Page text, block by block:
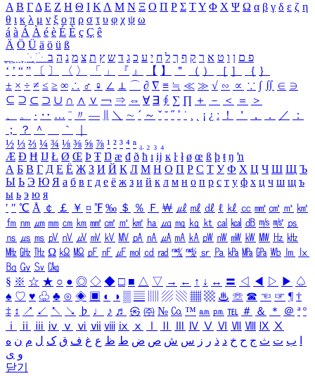
Α Β ΓΔ Ε Ζ Η Θ Ι ΚΛ Μ Ν Ξ Ο Π Ρ Σ ΤΥ Φ Χ Ψ Ω α β γ δ ε ζ η
θ ι κ λ μ ν ξ ο π ρ σ τ υ φ χ ψ ω
á à Á À é è É È ç Ç ê
Ä Ö Ü ä ö ü ß
ִֶֹ ֻּ ׁׂ פ ם ן ו ט א ר ק ף ך ל ח י ע כ ג ד ש ץ ת צ מ נ ה ב
‘ ’ “ ” 〔 〕 〈 〉 「 」 『 』 【 】 ＂ （ ） ［ ］ ｛ ｝
± × ÷ ≠ ≤ ≥ ∞ ∴ ♂ ♀ ∠ ⊥ ⌒ ∂ ∇ ≡ ≒ ≪ ≫ √ ∽ ∝ ∵ ∫ ∬ ∈ ∋
⊆ ⊇ ⊂ ⊃ ∪ ∩ ∧ ∨ ￢ ⇒ ⇔ ∀ ∃ ∮ ∑ ∏ ＋ － ＜ ＝
＞
、
。 · ‥ … ¨ 〃 ― ＼ ∼ ´ ～ ˇ ˘ ˝ ˚ ˙ ¸ ¡ ¿ ː ！ ＇ ， ． ／
：
；
？ ＾ ｀
½ ⅓ ⅔ ¼ ¾ ⅛ ⅜ ⅝ ⅞ ¹ ² ³ ⁴ ⁿ ₁ ₂ ₃ ₄
Æ Ð Ħ Ĳ Ł Ø Œ Þ Ŧ Ŋ æ đ ð ħ ı ĳ ĸ ŀ ł ø œ ß þ ŧ ŋ ŉ
А Б В Г Д Е Ё Ж З И Й К Л М Н О П Р С Т У Ф Х Ц Ч Ш Щ Ъ
Ы Ь Э Ю Я а б в г д е ё ж з и й к л м н о п р с т у ф х ц ч ш щ ъ
ы ь э ю я
′ ″ ℃ Å ￠ ￡ ￥ ¤ ℉ ‰ ＄ ％ Ｆ ￦ ㎕ ㎖ ㎗ ℓ ㎘ ㏄ ㎣ ㎤ ㎥ ㎦
㎙ ㎚ ㎛ ㎜ ㎝ ㎞ ㎟ ㎠ ㎡ ㎢ ㏊ ㎍ ㎎ ㎏ ㏏ ㎈ ㎉ ㏈ ㎧ ㎨ ㎰
㎱ ㎲ ㎳ ㎴ ㎵ ㎶ ㎷ ㎸ ㎹ ㎀ ㎁ ㎂ ㎃ ㎄ ㎺ ㎻ ㎽ ㎾ ㎿ ㎐ ㎑
㎒ ㎓ ㎔ Ω ㏀ ㏁ ㎊ ㎋ ㎌ ㏖ ㏅ ㎭ ㎮ ㎯ ㏛ ㎩ ㎪ ㎫ ㎬ ㏝ ㏐
㏓
㏃ ㏉ ㏜ ㏆
§ ※ ☆ ★ ○ ● ◎ ◇ ◆ □ ■ △ ▽ → ← ↑ ↓ ↔ 〓 ◁ ◀ ▷ ▶ ♤
♠ ♡ ♥ ♧ ♣ ⊙ ◈ ▣ ◐ ◑ ▒ ▤ ▨ ▧ ▦ ▩ ♨ ☏ ☎ ☜ ☞ ¶ †
‡ ↕ ↗ ↙ ↖ ↘ ♭ ♩ ♪ ♬ ㉿ ㈜ № ㏇ ™ ㏂ ㏘ ℡ ＃ ＆ ＊ ＠ ª º
ⅰ
ⅱ ⅲ ⅳ ⅴ ⅵ ⅶ ⅷ ⅸ ⅹ Ⅳ Ⅴ Ⅵ Ⅶ Ⅷ Ⅸ Ⅹ
ب ت ث ج ح خ د ذ ر ز س ش ص ض ط ظ ع غ ف ق ک ل م ن ه
و ی
닫기